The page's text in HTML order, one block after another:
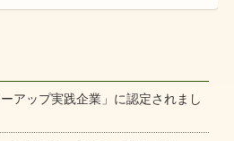
アップ実践企業」に認定されまし